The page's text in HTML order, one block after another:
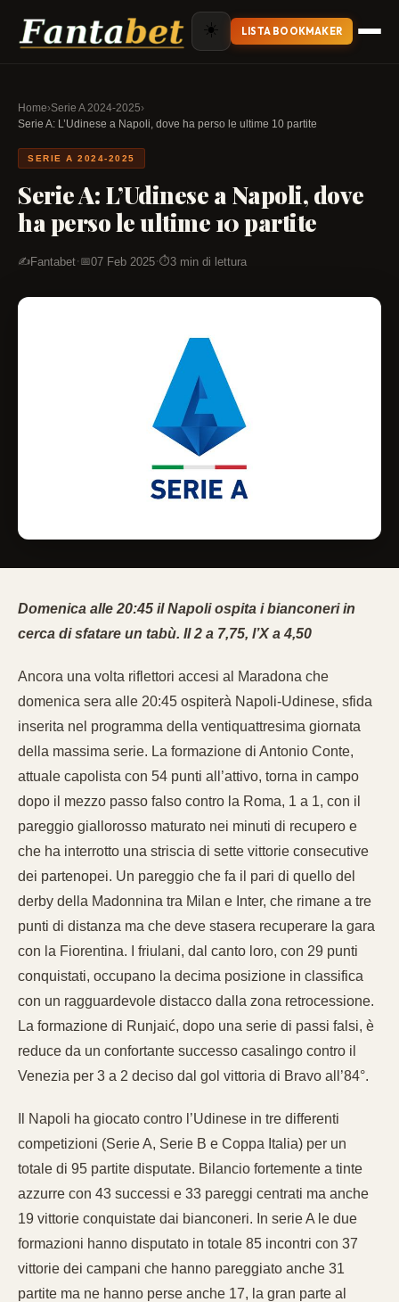
☀️ LISTA BOOKMAKER
Home›Serie A 2024-2025›
Serie A: L’Udinese a Napoli, dove ha perso le ultime 10 partite
SERIE A 2024-2025
Serie A: L’Udinese a Napoli, dove
ha perso le ultime 10 partite
✍️Fantabet· 📅07 Feb 2025·⏱️3 min di lettura
Domenica alle 20:45 il Napoli ospita i bianconeri in
cerca di sfatare un tabù. Il 2 a 7,75, l’X a 4,50
Ancora una volta riflettori accesi al Maradona che
domenica sera alle 20:45 ospiterà Napoli-Udinese, sfida
inserita nel programma della ventiquattresima giornata
della massima serie. La formazione di Antonio Conte,
attuale capolista con 54 punti all’attivo, torna in campo
dopo il mezzo passo falso contro la Roma, 1 a 1, con il
pareggio giallorosso maturato nei minuti di recupero e
che ha interrotto una striscia di sette vittorie consecutive
dei partenopei. Un pareggio che fa il pari di quello del
derby della Madonnina tra Milan e Inter, che rimane a tre
punti di distanza ma che deve stasera recuperare la gara
con la Fiorentina. I friulani, dal canto loro, con 29 punti
conquistati, occupano la decima posizione in classifica
con un ragguardevole distacco dalla zona retrocessione.
La formazione di Runjaić, dopo una serie di passi falsi, è
reduce da un confortante successo casalingo contro il
Venezia per 3 a 2 deciso dal gol vittoria di Bravo all’84°.
Il Napoli ha giocato contro l’Udinese in tre differenti
competizioni (Serie A, Serie B e Coppa Italia) per un
totale di 95 partite disputate. Bilancio fortemente a tinte
azzurre con 43 successi e 33 pareggi centrati ma anche
19 vittorie conquistate dai bianconeri. In serie A le due
formazioni hanno disputato in totale 85 incontri con 37
vittorie dei campani che hanno pareggiato anche 31
partite ma ne hanno perse anche 17, la gran parte al